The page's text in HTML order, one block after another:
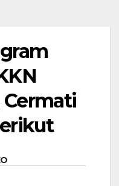
Cermati